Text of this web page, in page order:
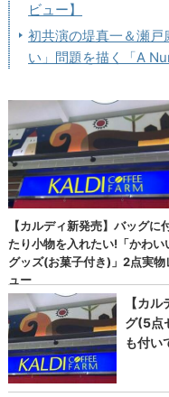
ビュー】
初共演の堤真一＆瀬
い」問題を描く「A